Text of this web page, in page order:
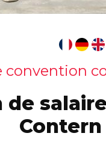
convention
de
Contern